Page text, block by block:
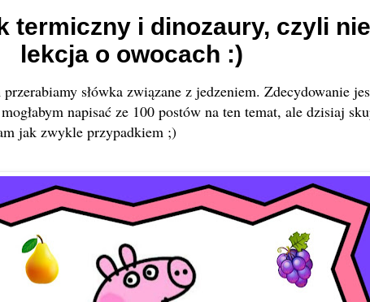
termiczny i dinozaury, czyli
lekcja o owocach :)
słówka związane z jedzeniem. Zdecydowanie
napisać ze 100 postów na ten temat, ale dzisiaj
jak zwykle przypadkiem ;)